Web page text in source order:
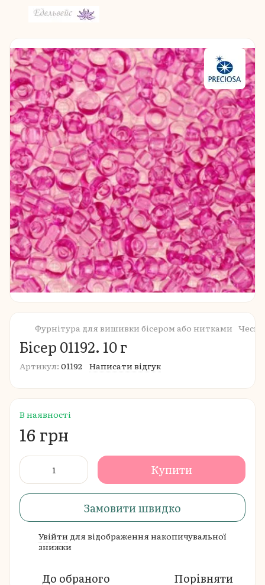
Фурнітура для вишивки бісером або нитками
Бісер 01192. 10 г
Артикул: 01192 Написати відгук
В наявності
16 грн
Купити
Замовити швидко
Увійти для відображення накопичувальної
знижки
До обраного Порівняти